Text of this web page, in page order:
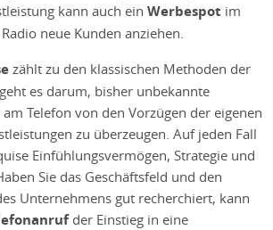
kann auch ein Werbespot im
neue Kunden anziehen.
zählt zu den klassischen Methoden der
es darum, bisher unbekannte
Telefon von den Vorzügen der eigenen
zu überzeugen. Auf jeden Fall
Einfühlungsvermögen, Strategie und
Sie das Geschäftsfeld und den
Unternehmens gut recherchiert, kann
der Einstieg in eine